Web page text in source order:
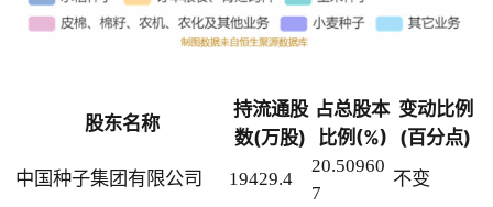
股东名称
持流通股
数(万股)
占总股本
比例(%)
变动比例
(百分点)
中国种子集团有限公司 19429.4
20.50960
7
不变